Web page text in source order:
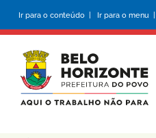
conteúdo
principal
Ir para o conteúdo | Ir para o menu |